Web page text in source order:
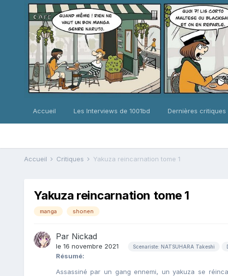
Accueil Les Interviews de 1001bd Dernières critiques
Accueil Critiques Yakuza reincarnation tome 1
Yakuza reincarnation tome 1
manga shonen
Par Nickad
le 16 novembre 2021 Scenariste: NATSUHARA Takeshi
Résumé:
Assassiné par un gang ennemi, un yakuza se